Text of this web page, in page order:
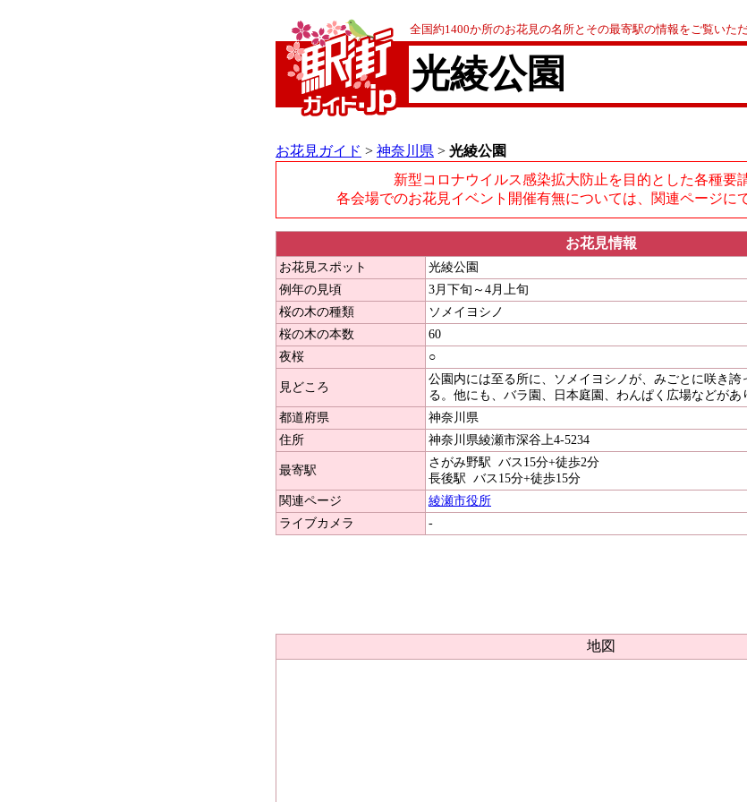
全国約1400か所のお花見の名所とその最寄駅の情報をご覧いただ
光綾公園
お花見ガイド > 神奈川県 > 光綾公園
新型コロナウイルス感染拡大防止を目的とした各種要
各会場でのお花見イベント開催有無については、関連ページに
お花見情報
お花見スポット
光綾公園
例年の見頃
3月下旬～4月上旬
桜の木の種類
ソメイヨシノ
桜の木の本数
60
夜桜
○
見どころ
公園内には至る所に、ソメイヨシノが、みごとに咲き
る。他にも、バラ園、日本庭園、わんぱく広場などがあ
都道府県
神奈川県
住所
神奈川県綾瀬市深谷上4-5234
最寄駅
さがみ野駅 バス15分+徒歩2分
長後駅 バス15分+徒歩15分
関連ページ
綾瀬市役所
ライブカメラ
-
地図